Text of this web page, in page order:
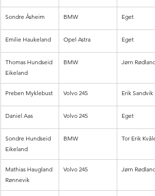
Sondre Åsheim BMW Eget
Emilie Haukeland Opel Astra Eget
Thomas Hundseid
Eikeland
BMW Jørn Rødland
Preben Myklebust Volvo 245 Erik Sandvik
Daniel Aas Volvo 245 Eget
Sondre Hundseid
Eikeland
BMW Tor Erik Kvåle
Mathias Haugland
Rønnevik
Volvo 245 Jørn Rødland